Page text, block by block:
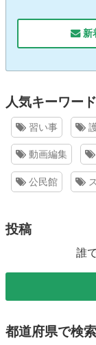
新
人気キーワード
習い事
動画編集
公民館
投稿
誰
都道府県で検索